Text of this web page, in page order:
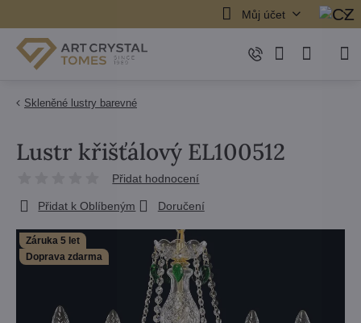
Můj účet
Skleněné lustry barevné
Záruka 5 let
Doprava zdarma
Lustr křišťálový EL100512
Přidat hodnocení
Přidat k Oblíbeným Doručení